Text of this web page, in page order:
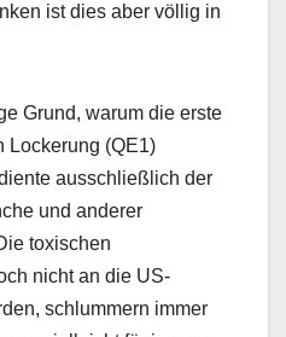
ist dies aber völlig in
Grund, warum die erste
Lockerung (QE1)
ausschließlich der
und anderer
toxischen
nicht an die US-
schlummern immer